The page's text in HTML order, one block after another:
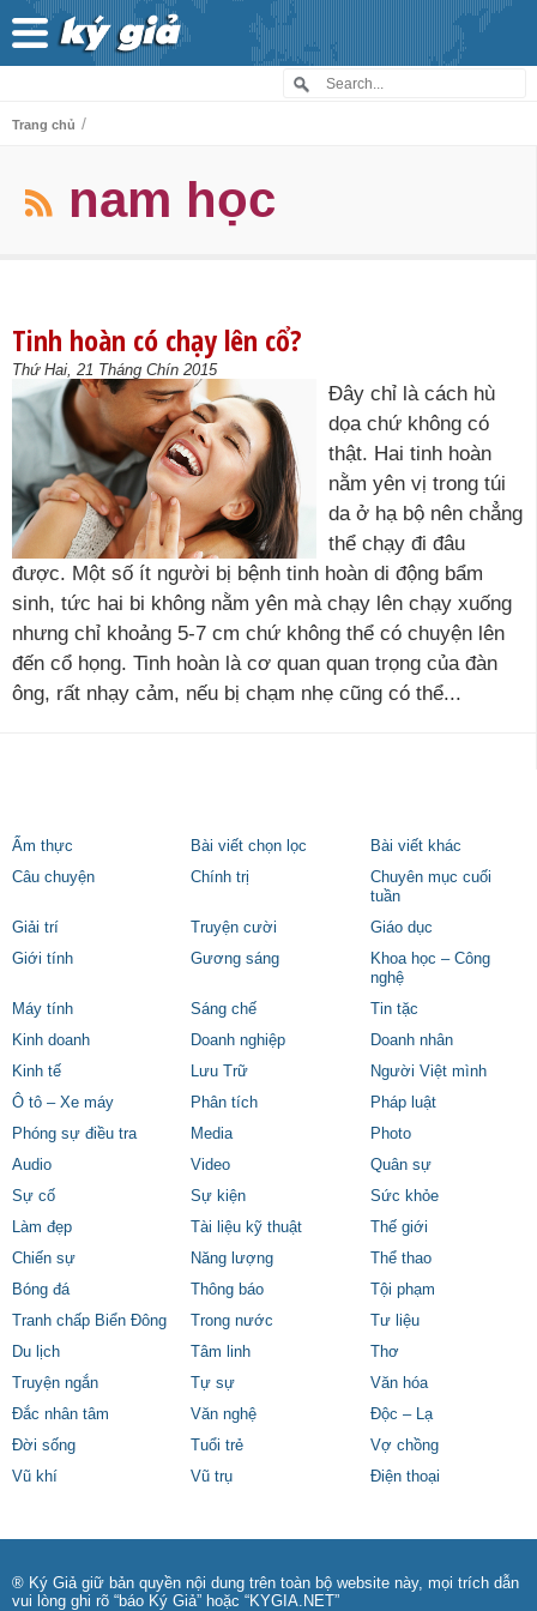
Trang chủ /
nam học
Tinh hoàn có chạy lên cổ?
Thứ Hai, 21 Tháng Chín 2015
Đây chỉ là cách hù
dọa chứ không có
thật. Hai tinh hoàn
nằm yên vị trong túi
da ở hạ bộ nên chẳng
thể chạy đi đâu
được. Một số ít người bị bệnh tinh hoàn di động bẩm
sinh, tức hai bi không nằm yên mà chạy lên chạy xuống
nhưng chỉ khoảng 5-7 cm chứ không thể có chuyện lên
đến cổ họng. Tinh hoàn là cơ quan quan trọng của đàn
ông, rất nhạy cảm, nếu bị chạm nhẹ cũng có thể...
Ẩm thực Bài viết chọn lọc
Bài viết khác
Câu chuyện
Chính trị
Chuyên mục cuối
tuần
Giải trí
Truyện cười
Giáo dục
Giới tính
Gương sáng
Khoa học – Công
nghệ
Máy tính
Sáng chế
Tin tặc
Kinh doanh
Doanh nghiệp
Doanh nhân
Kinh tế
Lưu Trữ
Người Việt mình
Ô tô – Xe máy
Phân tích
Pháp luật
Phóng sự điều tra
Media
Photo
Audio
Video
Quân sự
Sự cố
Sự kiện
Sức khỏe
Làm đẹp
Tài liệu kỹ thuật
Thế giới
Chiến sự
Năng lượng
Thể thao
Bóng đá
Thông báo
Tội phạm
Tranh chấp Biển Đông
Trong nước
Tư liệu
Du lịch
Tâm linh
Thơ
Truyện ngắn
Tự sự
Văn hóa
Đắc nhân tâm
Văn nghệ
Độc – Lạ
Đời sống
Tuổi trẻ
Vợ chồng
Vũ khí
Vũ trụ Điện thoại
® Ký Giả giữ bản quyền nội dung trên toàn bộ website này, mọi trích dẫn
vui lòng ghi rõ “báo Ký Giả” hoặc “KYGIA.NET”